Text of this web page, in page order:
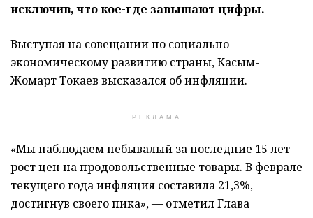
исключив, что кое-где завышают цифры.
Выступая на совещании по социально-
экономическому развитию страны, Касым-
Жомарт Токаев высказался об инфляции.
РЕКЛАМА
«Мы наблюдаем небывалый за последние 15 лет
рост цен на продовольственные товары. В феврале
текущего года инфляция составила 21,3%,
достигнув своего пика», — отметил Глава